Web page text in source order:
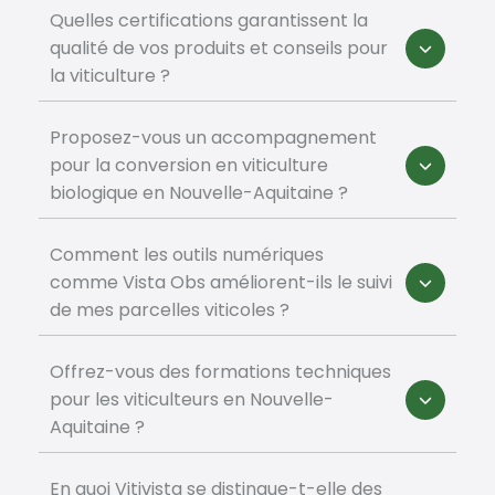
Quelles certifications garantissent la
qualité de vos produits et conseils pour
la viticulture ?
Proposez-vous un accompagnement
pour la conversion en viticulture
biologique en Nouvelle-Aquitaine ?
Comment les outils numériques
comme Vista Obs améliorent-ils le suivi
de mes parcelles viticoles ?
Offrez-vous des formations techniques
pour les viticulteurs en Nouvelle-
Aquitaine ?
En quoi Vitivista se distingue-t-elle des